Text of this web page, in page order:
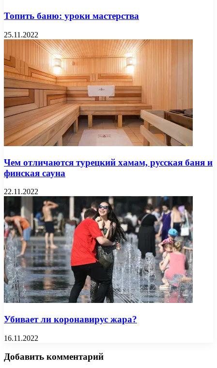
Топить баню: уроки мастерства
25.11.2022
Чем отличаются турецкий хамам, русская баня и
финская сауна
22.11.2022
Убивает ли коронавирус жара?
16.11.2022
Добавить комментарий